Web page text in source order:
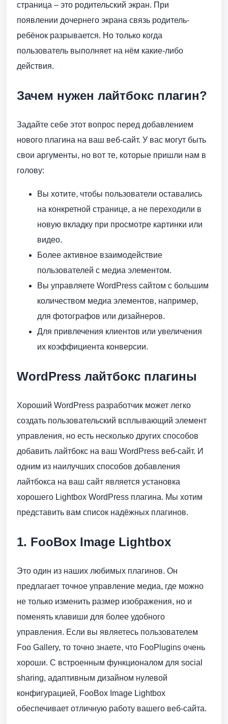
страница – это родительский экран. При
появлении дочернего экрана связь родитель-
ребёнок разрывается. Но только когда
пользователь выполняет на нём какие-либо
действия.
Зачем нужен лайтбокс плагин?
Задайте себе этот вопрос перед добавлением
нового плагина на ваш веб-сайт. У вас могут быть
свои аргументы, но вот те, которые пришли нам в
голову:
Вы хотите, чтобы пользователи оставались
на конкретной странице, а не переходили в
новую вкладку при просмотре картинки или
видео.
Более активное взаимодействие
пользователей с медиа элементом.
Вы управляете WordPress сайтом с большим
количеством медиа элементов, например,
для фотографов или дизайнеров.
Для привлечения клиентов или увеличения
их коэффициента конверсии.
WordPress лайтбокс плагины
Хороший WordPress разработчик может легко
создать пользовательский всплывающий элемент
управления, но есть несколько других способов
добавить лайтбокс на ваш WordPress веб-сайт. И
одним из наилучших способов добавления
лайтбокса на ваш сайт является установка
хорошего Lightbox WordPress плагина. Мы хотим
представить вам список надёжных плагинов.
1. FooBox Image Lightbox
Это один из наших любимых плагинов. Он
предлагает точное управление медиа, где можно
не только изменить размер изображения, но и
поменять клавиши для более удобного
управления. Если вы являетесь пользователем
Foo Gallery, то точно знаете, что FooPlugins очень
хороши. С встроенным функционалом для social
sharing, адаптивным дизайном нулевой
конфигурацией, FooBox Image Lightbox
обеспечивает отличную работу вашего веб-сайта.